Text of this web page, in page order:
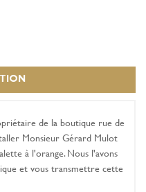
de la boutique rue de
Monsieur Gérard Mulot
à l'orange. Nous l'avons
et vous transmettre cette